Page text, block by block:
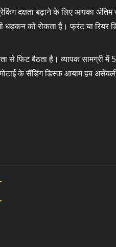
दक्षता बढ़ाने के लिए आपका अंतिम
धड़कन को रोकता है। फ्रंट या
से फिट बैठता है। व्यापक सामग्री
के सैंडिंग डिस्क आयाम हब